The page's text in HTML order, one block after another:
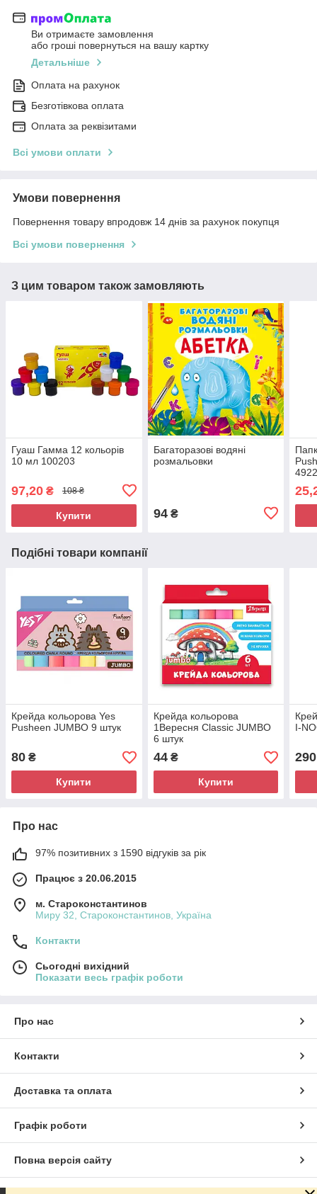
Ви отримаєте замовлення
або гроші повернуться на вашу картку
Детальніше
Оплата на рахунок
Безготівкова оплата
Оплата за реквізитами
Всі умови оплати
Умови повернення
Повернення товару впродовж 14 днів за рахунок покупця
Всі умови повернення
З цим товаром також замовляють
Гуаш Гамма 12 кольорів
10 мл 100203
97,20 ₴ 108 ₴
Купити
Багаторазовi водяні
розмальовки
94₴
Подібні товари компанії
Крейда кольорова Yes
Pusheen JUMBO 9 штук
80 ₴
Купити
Крейда кольорова
1Вересня Classic JUMBO
6 штук
44₴
Купити
I-
290
Про нас
97% позитивних з 1590 відгуків за рік
Працює з 20.06.2015
м. Староконстантинов
Миру 32, Староконстантинов, Україна
Контакти
Сьогодні вихідний
Показати весь графік роботи
Про нас
Контакти
Доставка та оплата
Графік роботи
Повна версія сайту